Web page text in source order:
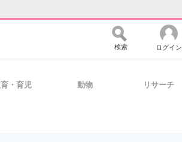
検索 ログイン
・育児 動物 リサーチ